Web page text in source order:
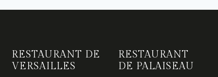
RESTAURANT DE
VERSAILLES
RESTAURANT
DE PALAISEAU